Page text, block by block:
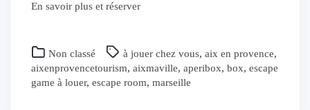
En savoir plus et réserver
Non classé à jouer chez vous, aix en provence,
aixenprovencetourism, aixmaville, aperibox, box, escape
game à louer, escape room, marseille